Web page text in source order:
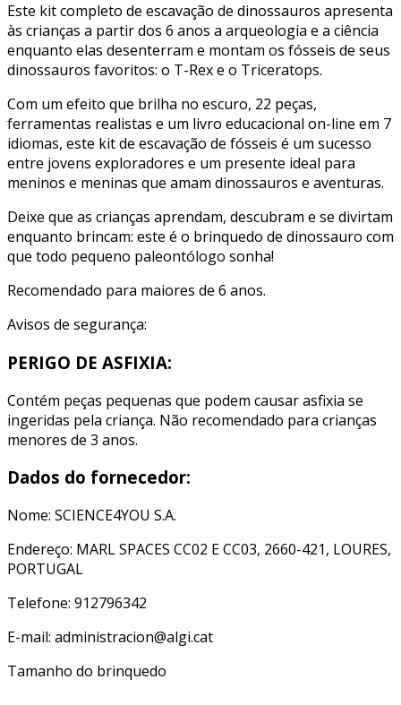
Este kit completo de escavação de dinossauros apresenta
às crianças a partir dos 6 anos a arqueologia e a ciência
enquanto elas desenterram e montam os fósseis de seus
dinossauros favoritos: o T-Rex e o Triceratops.
Com um efeito que brilha no escuro, 22 peças,
ferramentas realistas e um livro educacional on-line em 7
idiomas, este kit de escavação de fósseis é um sucesso
entre jovens exploradores e um presente ideal para
meninos e meninas que amam dinossauros e aventuras.
Deixe que as crianças aprendam, descubram e se divirtam
enquanto brincam: este é o brinquedo de dinossauro com
que todo pequeno paleontólogo sonha!
Recomendado para maiores de 6 anos.
Avisos de segurança:
PERIGO DE ASFIXIA:
Contém peças pequenas que podem causar asfixia se
ingeridas pela criança. Não recomendado para crianças
menores de 3 anos.
Dados do fornecedor:
Nome: SCIENCE4YOU S.A.
Endereço: MARL SPACES CC02 E CC03, 2660-421, LOURES,
PORTUGAL
Telefone: 912796342
E-mail: administracion@algi.cat
Tamanho do brinquedo